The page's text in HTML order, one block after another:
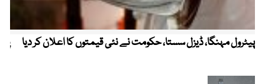
پیٹرول مہنگا، ڈیزل سستا، حکومت نے نئی قیمتوں کا اعلان کر دیا